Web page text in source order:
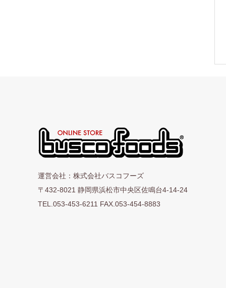
運営会社：株式会社バスコフーズ
〒432-8021 静岡県浜松市中央区佐鳴台4-14-24
TEL.053-453-6211 FAX.053-454-8883